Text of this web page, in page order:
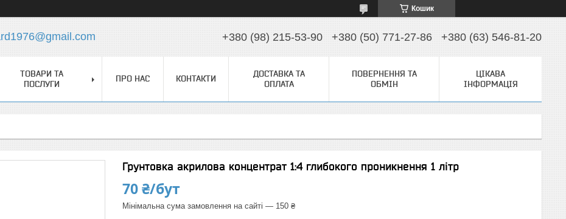
Кошик
+380 (98) 215-53-90 +380 (50) 771-27-86 +380 (63) 546-81-20
ТОВАРИ ТА
ПОСЛУГИ
ПРО НАС КОНТАКТИ
ДОСТАВКА ТА
ОПЛАТА
ПОВЕРНЕННЯ ТА
ОБМІН
ЦІКАВА
ІНФОРМАЦІЯ
Грунтовка акрилова концентрат 1:4 глибокого проникнення 1 літр
70 ₴/бут
Мінімальна сума замовлення на сайті — 150 ₴